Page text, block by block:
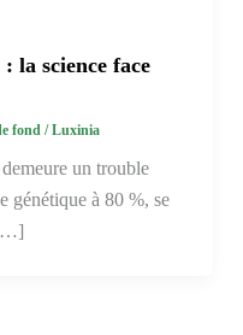
la science face
fond /Luxinia
un trouble
génétique à 80 %, se